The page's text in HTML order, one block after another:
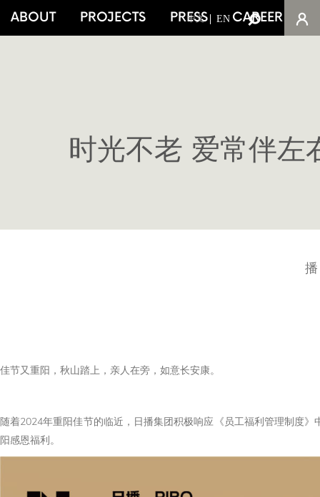
ABOUT PROJECTS PRESS CAREER
中文 EN
时光不老 爱常伴左
佳节又重阳，秋山踏上，亲人在旁，如意长安康。
随着2024年重阳佳节的临近，日播集团积极响应《员工福利管理制度
阳感恩福利。